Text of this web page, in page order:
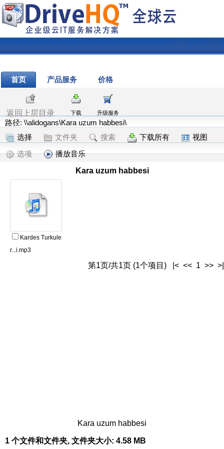
登录
首页 产品服务 价格
返回上层目录 下载 升级服务
路径: \\alidogans\Kara uzum habbesi\
选择
文件夹 搜索 下载所有
视图
选项
播放音乐
Kara uzum habbesi
Kardes Turkule
r...i.mp3
第1页/共1页 (1个项目) |< << 1 >> >|
Kara uzum habbesi
1 个文件和文件夹, 文件夹大小: 4.58 MB